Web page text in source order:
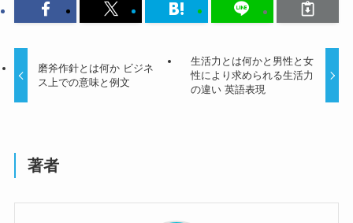
磨斧作針とは何か ビジネ
ス上での意味と例文
生活力とは何かと男性と女
性により求められる生活力
の違い 英語表現
著者